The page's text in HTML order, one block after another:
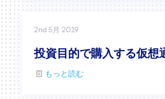
2nd 5月 2019
投資目的で購入する仮想
もっと読む